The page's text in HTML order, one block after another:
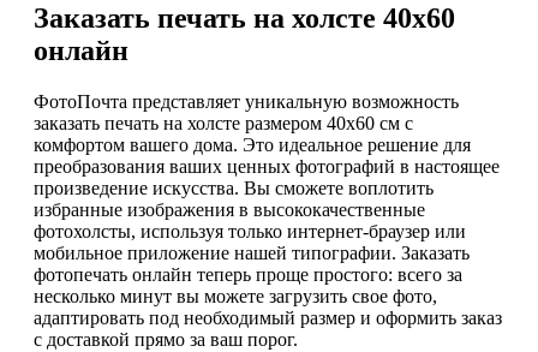
Заказать печать на холсте 40х60
онлайн
ФотоПочта представляет уникальную возможность
заказать печать на холсте размером 40х60 см с
комфортом вашего дома. Это идеальное решение для
преобразования ваших ценных фотографий в настоящее
произведение искусства. Вы сможете воплотить
избранные изображения в высококачественные
фотохолсты, используя только интернет-браузер или
мобильное приложение нашей типографии. Заказать
фотопечать онлайн теперь проще простого: всего за
несколько минут вы можете загрузить свое фото,
адаптировать под необходимый размер и оформить заказ
с доставкой прямо за ваш порог.